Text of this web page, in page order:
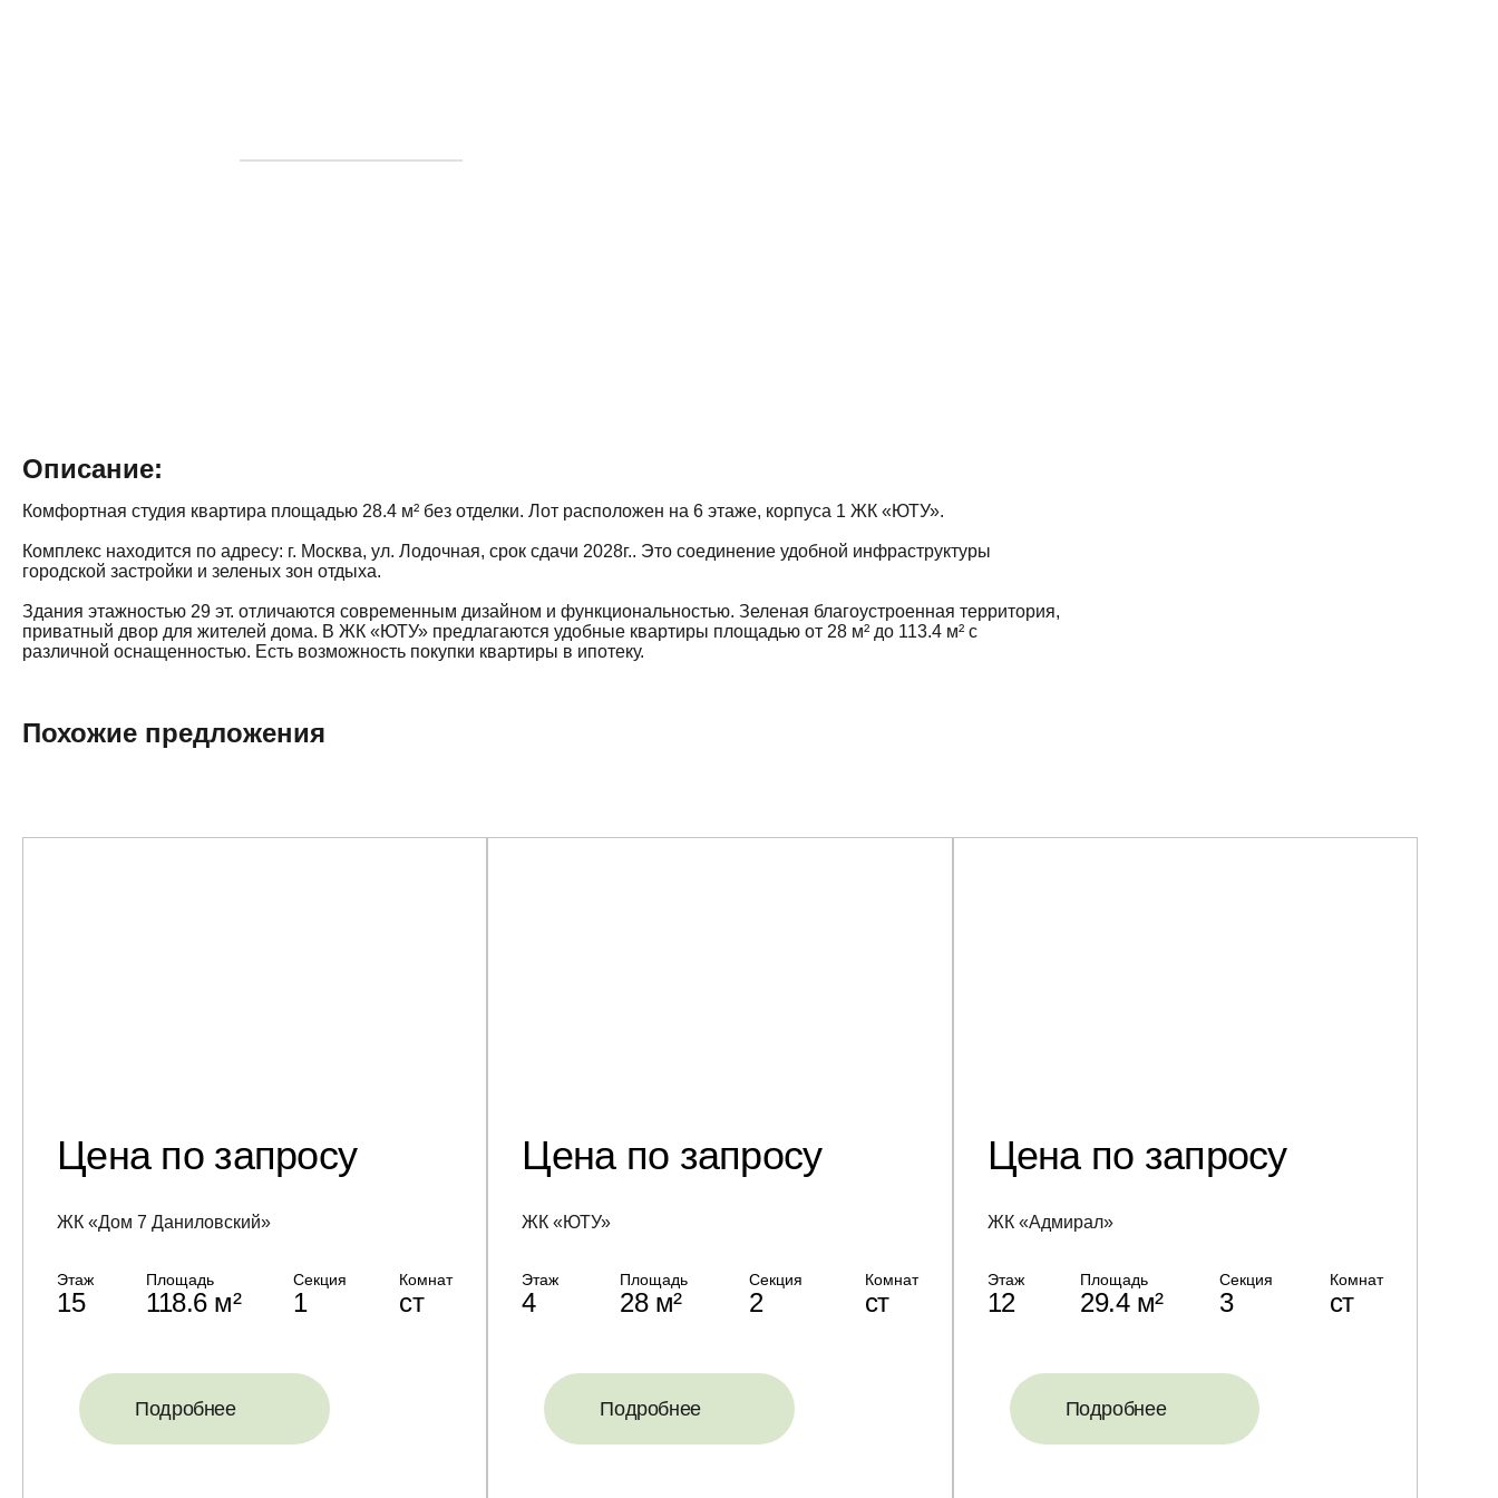
Описание:
Комфортная студия квартира площадью 28.4 м² без отделки. Лот расположен на 6 этаже, корпуса 1 ЖК «ЮТУ».
Комплекс находится по адресу: г. Москва, ул. Лодочная, срок сдачи 2028г.. Это соединение удобной инфраструктуры
городской застройки и зеленых зон отдыха.
Здания этажностью 29 эт. отличаются современным дизайном и функциональностью. Зеленая благоустроенная территория,
приватный двор для жителей дома. В ЖК «ЮТУ» предлагаются удобные квартиры площадью от 28 м² до 113.4 м² с
различной оснащенностью. Есть возможность покупки квартиры в ипотеку.
Похожие предложения
Цена по запросу
ЖК «Дом 7 Даниловский»
Этаж
15
Площадь
118.6 м²
Секция
1
Комнат
ст
Подробнее
Цена по запросу
ЖК «ЮТУ»
Этаж
4
Площадь
28 м²
Секция
2
Комнат
ст
Подробнее
Цена по запросу
ЖК «Адмирал»
Этаж
12
Площадь
29.4 м²
Секция
3
Комнат
ст
Подробнее